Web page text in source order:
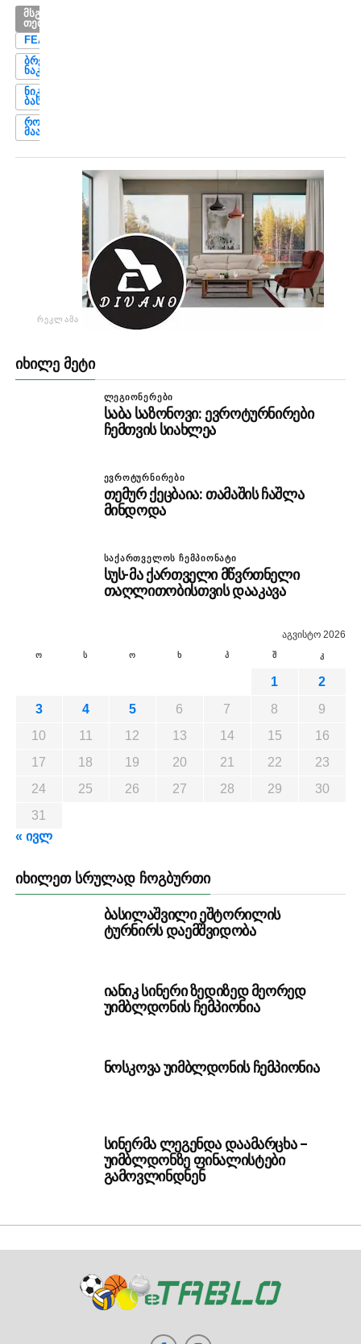
ᲛᲡᲒᲐᲕᲡᲘ
ᲗᲔᲛᲔᲑᲘ
FEATURED
ᲑᲠᲔᲜᲓᲝᲜ
ᲜᲐᲙᲐᲨᲘᲛᲐ
ᲜᲘᲙᲝᲚᲝᲖ
ᲑᲐᲡᲘᲚᲐᲨᲕᲘᲚᲘ
ᲠᲝᲛᲘᲡ
ᲛᲐᲐᲡᲢᲔᲠᲡᲘ
ᲠᲔᲙᲚᲐᲛᲐ
ᲘᲮᲘᲚᲔ ᲛᲔᲢᲘ
ᲚᲔᲒᲘᲝᲜᲔᲠᲔᲑᲘ
საბა საზონოვი: ევროტურნირები
ჩემთვის სიახლეა
ᲔᲕᲠᲝᲢᲣᲠᲜᲘᲠᲔᲑᲘ
თემურ ქეცბაია: თამაშის ჩაშლა
მინდოდა
ᲡᲐᲥᲐᲠᲗᲕᲔᲚᲝᲡ ᲩᲔᲛᲞᲘᲝᲜᲐᲢᲘ
სუს-მა ქართველი მწვრთნელი
თაღლითობისთვის დააკავა
აგვისტო 2026
ო ს ო ხ პ შ კ
1
2
3
4 5 6 7 8
9
10
11 12 13 14 15
16
17
18 19 20 21 22
23
24
25 26 27 28 29
30
31
« ივლ
ᲘᲮᲘᲚᲔᲗ ᲡᲠᲣᲚᲐᲓ ᲩᲝᲒᲑᲣᲠᲗᲘ
ბასილაშვილი ეშტორილის
ტურნირს დაემშვიდობა
იანიკ სინერი ზედიზედ მეორედ
უიმბლდონის ჩემპიონია
ნოსკოვა უიმბლდონის ჩემპიონია
სინერმა ლეგენდა დაამარცხა –
უიმბლდონზე ფინალისტები
გამოვლინდნენ